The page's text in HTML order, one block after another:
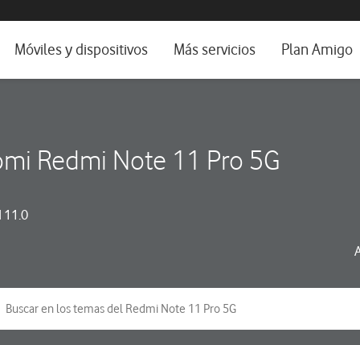
e idioma
Móviles y dispositivos
Ver todos
Más servicios Plan Amigo
Redmi Note 11 Pro 5G
11.0